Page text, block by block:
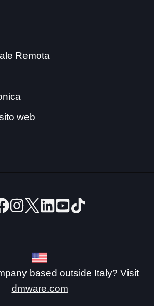
Remota
web
based outside Italy? Visit
dmware.com